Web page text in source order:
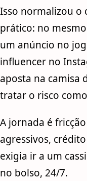
Isso normalizou o
prático: no
um anúncio no
influencer no
aposta na camisa
tratar o risco
A jornada é
agressivos,
exigia ir a um
no bolso, 24/7.